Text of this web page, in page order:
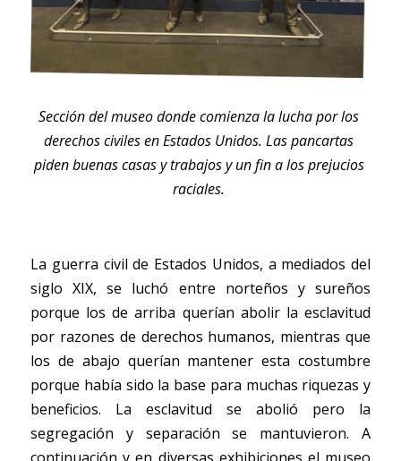
Sección del museo donde comienza la lucha por los
derechos civiles en Estados Unidos. Las pancartas
piden buenas casas y trabajos y un fin a los prejucios
raciales.
La guerra civil de Estados Unidos, a mediados del
siglo XIX, se luchó entre norteños y sureños
porque los de arriba querían abolir la esclavitud
por razones de derechos humanos, mientras que
los de abajo querían mantener esta costumbre
porque había sido la base para muchas riquezas y
beneficios. La esclavitud se abolió pero la
segregación y separación se mantuvieron. A